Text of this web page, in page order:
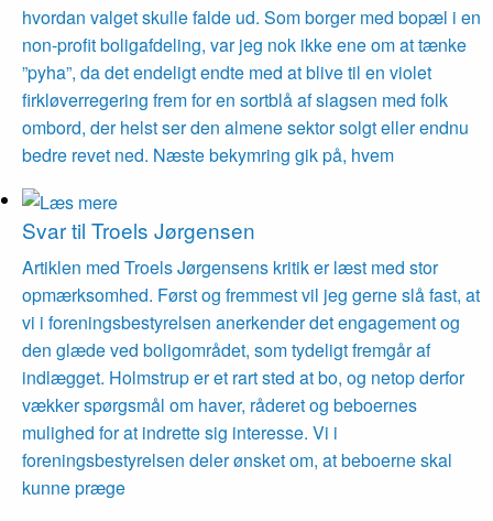
hvordan valget skulle falde ud. Som borger med bopæl i en
non-profit boligafdeling, var jeg nok ikke ene om at tænke
”pyha”, da det endeligt endte med at blive til en violet
firkløverregering frem for en sortblå af slagsen med folk
ombord, der helst ser den almene sektor solgt eller endnu
bedre revet ned. Næste bekymring gik på, hvem
Svar til Troels Jørgensen
Artiklen med Troels Jørgensens kritik er læst med stor
opmærksomhed. Først og fremmest vil jeg gerne slå fast, at
vi i foreningsbestyrelsen anerkender det engagement og
den glæde ved boligområdet, som tydeligt fremgår af
indlægget. Holmstrup er et rart sted at bo, og netop derfor
vækker spørgsmål om haver, råderet og beboernes
mulighed for at indrette sig interesse. Vi i
foreningsbestyrelsen deler ønsket om, at beboerne skal
kunne præge